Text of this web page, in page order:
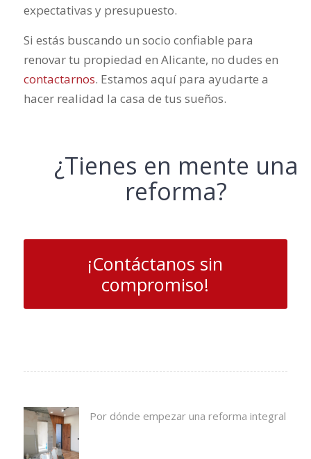
expectativas y presupuesto.
Si estás buscando un socio confiable para
renovar tu propiedad en Alicante, no dudes en
contactarnos. Estamos aquí para ayudarte a
hacer realidad la casa de tus sueños.
¿Tienes en mente una
reforma?
¡Contáctanos sin
compromiso!
Por dónde empezar una reforma integral